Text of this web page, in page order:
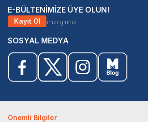
E-BÜLTENİMİZE ÜYE OLUN!
Kayıt Ol
SOSYAL MEDYA
Önemli Bilgiler